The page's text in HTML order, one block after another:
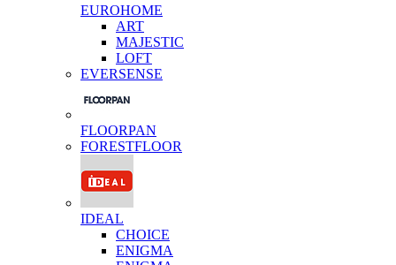
EUROHOME
ART
MAJESTIC
LOFT
EVERSENSE
FLOORPAN
FORESTFLOOR
IDEAL
CHOICE
ENIGMA